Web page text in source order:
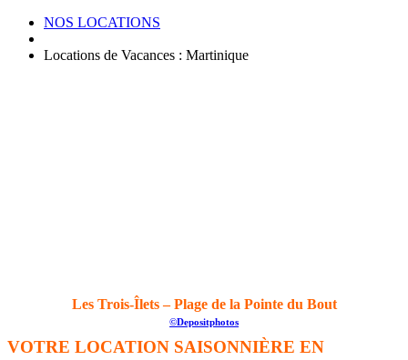
NOS LOCATIONS
Locations de Vacances : Martinique
Les Trois-Îlets – Plage de la Pointe du Bout
©Depositphotos
VOTRE LOCATION SAISONNIÈRE EN